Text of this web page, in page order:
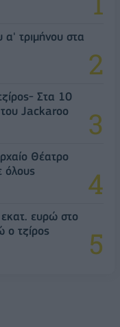
τριμήνου στα
Στα 10
Jackaroo
Θέατρο
όλους
ευρώ στο
ο τζίρος